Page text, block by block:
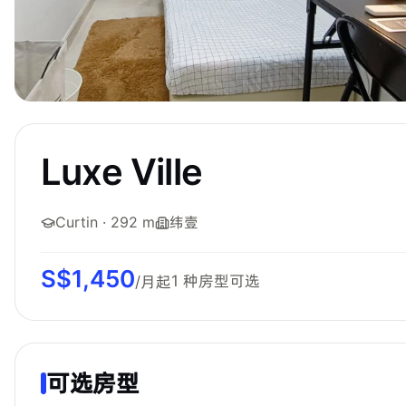
Luxe Ville
Curtin · 292 m 纬壹
S$1,450/月起1 种房型可选
可选房型